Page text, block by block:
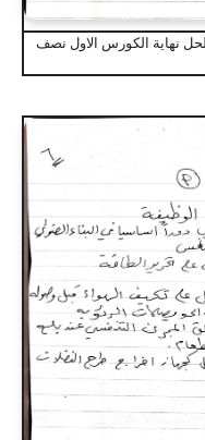
خامس علمي احيائي 2022 مع الحل نهاية الكورس الاول نصف